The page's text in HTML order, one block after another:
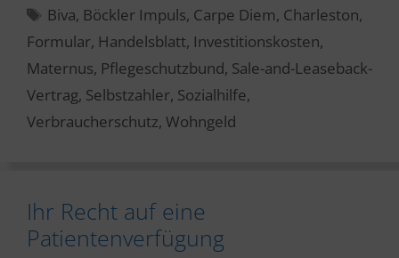
Schlagwörter
Biva, Böckler Impuls, Carpe Diem, Charleston,
Formular, Handelsblatt, Investitionskosten,
Maternus, Pflegeschutzbund, Sale-and-Leaseback-
Vertrag, Selbstzahler, Sozialhilfe,
Verbraucherschutz, Wohngeld
Ihr Recht auf eine
Patientenverfügung